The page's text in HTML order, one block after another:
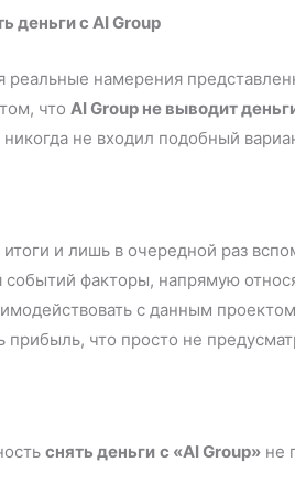
деньги с AI Group
реальные намерения
что AI Group не выводит
и никогда не
и лишь в очередной раз
событий факторы, напрямую
с данным
прибыль, что просто не
снять деньги с «AI Group» не